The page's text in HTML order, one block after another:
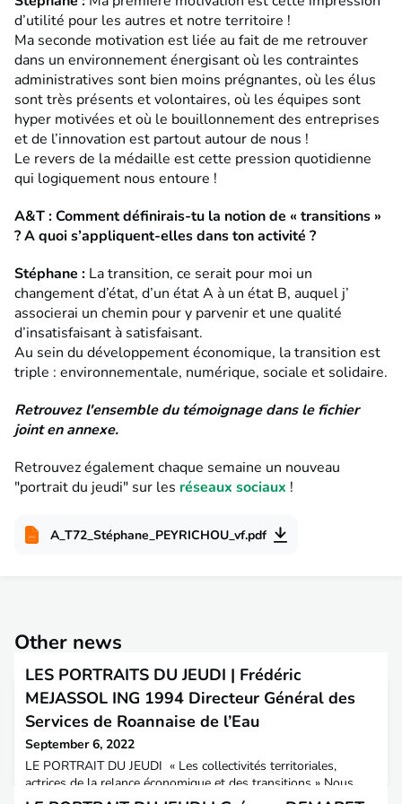
d’utilité pour les autres et notre territoire !
Ma seconde motivation est liée au fait de me retrouver
dans un environnement énergisant où les contraintes
administratives sont bien moins prégnantes, où les élus
sont très présents et volontaires, où les équipes sont
hyper motivées et où le bouillonnement des entreprises
et de l’innovation est partout autour de nous !
Le revers de la médaille est cette pression quotidienne
qui logiquement nous entoure !
A&T : Comment définirais-tu la notion de « transitions »
? A quoi s’appliquent-elles dans ton activité ?
Stéphane : La transition, ce serait pour moi un
changement d’état, d’un état A à un état B, auquel j’
associerai un chemin pour y parvenir et une qualité
d’insatisfaisant à satisfaisant.
Au sein du développement économique, la transition est
triple : environnementale, numérique, sociale et solidaire.
Retrouvez l'ensemble du témoignage dans le fichier
joint en annexe.
Retrouvez également chaque semaine un nouveau
"portrait du jeudi" sur les réseaux sociaux !
A_T72_Stéphane_PEYRICHOU_vf.pdf
Other news
LES PORTRAITS DU JEUDI | Frédéric
MEJASSOL ING 1994 Directeur Général des
Services de Roannaise de l’Eau
September 6, 2022
LE PORTRAIT DU JEUDI « Les collectivités territoriales,
actrices de la relance économique et des transitions » Nous
continuons ce jeudi notre série de témoignages sur la